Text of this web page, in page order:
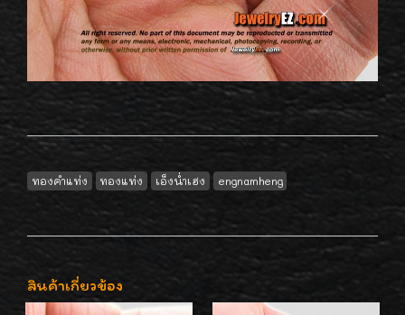
ทองคำแท่ง ทองแท่ง เอ็งน่ำเฮง engnamheng
สินค้าเกี่ยวข้อง